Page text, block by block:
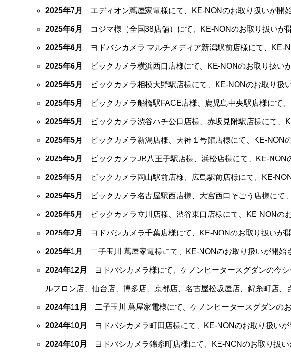
2025年7月 エディオン蔦屋家電様にて、KE-NONのお取り扱いが開
2025年6月 コジマ様（全国38店舗）にて、KE-NONのお取り扱いが
2025年6月 ヨドバシカメラ マルチメディア新潟駅前店様にて、KE-
2025年6月 ビックカメラ横浜西口店様にて、KE-NONのお取り扱い
2025年5月 ビックカメラ相模大野駅店様にて、KE-NONのお取り扱
2025年5月 ビックカメラ船橋駅FACE店様、鹿児島中央駅店様にて
2025年5月 ビックカメラ渋谷ハチ公口店様、赤坂見附駅店様にて、
2025年5月 ビックカメラ新潟店様、天神１号館店様にて、KE-NON
2025年5月 ビックカメラJR八王子駅店様、浜松店様にて、KE-NON
2025年5月 ビックカメラ岡山駅前店様、広島駅前店様にて、KE-
2025年5月 ビックカメラ名古屋駅西店様、大宮西口そごう店様にて
2025年5月 ビックカメラ立川店様、渋谷東口店様にて、KE-NONの
2025年2月 ヨドバシカメラ千葉店様にて、KE-NONのお取り扱いが
2025年1月 二子玉川 蔦屋家電様にて、KE-NONのお取り扱いが開始
2024年12月 ヨドバシカメラ様にて、ケノンヒータースグダンの今
ルフロン店、仙台店、博多店、京都店、名古屋松坂屋店、錦糸町店、
2024年11月 二子玉川 蔦屋家電様にて、ケノンヒータースグダンの
2024年10月 ヨドバシカメラ町田店様にて、KE-NONのお取り扱いが
2024年10月 ヨドバシカメラ錦糸町店様にて、KE-NONのお取り扱い